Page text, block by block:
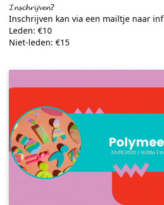
𝓘𝓷𝓼𝓬𝓱𝓻𝓲𝓳𝓿𝓮𝓷?
Inschrijven kan via een mailtje naar
Leden: €10
Niet-leden: €15